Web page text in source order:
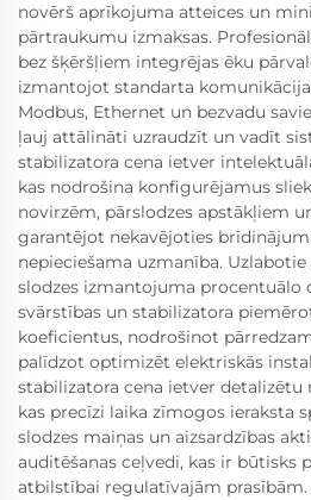
novērš aprīkojuma atteices un
pārtraukumu izmaksas.
bez šķēršļiem integrējas ēku
izmantojot standarta
Modbus, Ethernet un bezvadu
ļauj attālināti uzraudzīt un vadīt
stabilizatora cena ietver
kas nodrošina konfigurējamus
novirzēm, pārslodzes apstākļiem
garantējot nekavējoties
nepieciešama uzmanība.
slodzes izmantojuma procentuālo
svārstības un stabilizatora
koeficientus, nodrošinot
palīdzot optimizēt elektriskās
stabilizatora cena ietver
kas precīzi laika zīmogos ieraksta
slodzes maiņas un aizsardzības
auditēšanas ceļvedi, kas ir būtisks
atbilstībai regulatīvajām prasībām.